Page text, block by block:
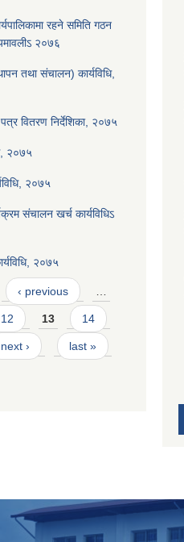
रहने समिति गठन
२०७६
तथा संचालन) कार्यविधि,
वितरण निर्देशिका, २०७५
२०७५
२०७५
संचालन खर्च कार्यविधिऽ
२०७५
‹ previous
12 13 14
next › last »